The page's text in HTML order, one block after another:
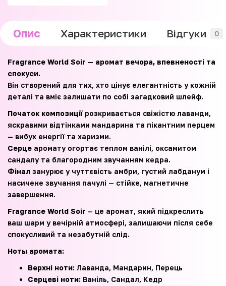
Опис Характеристики Відгуки 0
Fragrance World Soir — аромат вечора, впевненості та
спокуси.
Він створений для тих, хто цінує елегантність у кожній
деталі та вміє залишати по собі загадковий шлейф.
Початок композиції розкривається свіжістю лаванди,
яскравими відтінками мандарина та пікантним перцем
— вибух енергії та харизми.
Серце аромату огортає теплом ванілі, оксамитом
сандалу та благородним звучанням кедра.
Фінал занурює у чуттєвість амбри, густий лабданум і
насичене звучання пачулі — стійке, магнетичне
завершення.
Fragrance World Soir — це аромат, який підкреслить
ваш шарм у вечірній атмосфері, залишаючи після себе
спокусливий та незабутній слід.
Ноты аромата:
Верхні ноти: Лаванда, Мандарин, Перець
Серцеві ноти: Ваніль, Сандал, Кедр